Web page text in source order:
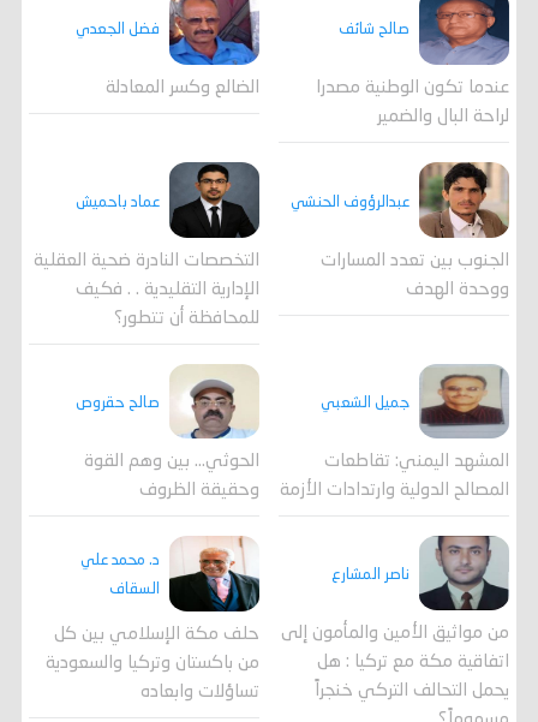
صالح شائف
عندما تكون الوطنية مصدرا
لراحة البال والضمير
فضل الجعدي
الضالع وكسر المعادلة
عبدالرؤوف الحنشي
الجنوب بين تعدد المسارات
ووحدة الهدف
عماد باحميش
التخصصات النادرة ضحية العقلية
الإدارية التقليدية . . فكيف
للمحافظة أن تتطور؟
جميل الشعبي
المشهد اليمني: تقاطعات
المصالح الدولية وارتدادات الأزمة
صالح حقروص
الحوثي... بين وهم القوة
وحقيقة الظروف
ناصر المشارع
من مواثيق الأمين والمأمون إلى
اتفاقية مكة مع تركيا : هل
يحمل التحالف التركي خنجراً
د. محمد علي
السقاف
حلف مكة الإسلامي بين كل
من باكستان وتركيا والسعودية
تساؤلات وابعاده